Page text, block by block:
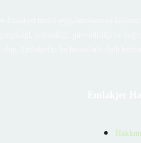
Emlakjet mobil uygulamalarında
orijinalliği, güvenilirliği ve